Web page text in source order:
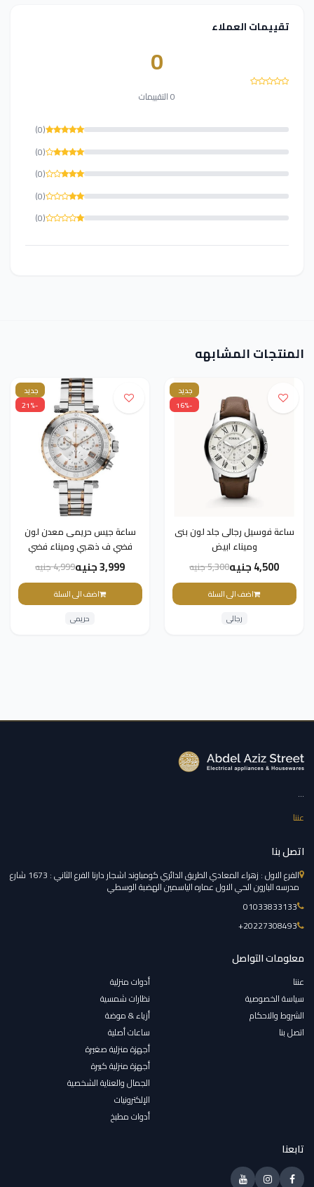
تقييمات العملاء
0
0 التقييمات
(0)
(0)
(0)
(0)
(0)
المنتجات المشابهه
جديد
-16%
ساعة فوسيل رجالى جلد لون بنى
وميناء ابيض
4,500 جنيه 5,300 جنيه
اضف الى السلة
رجالى
جديد
-21%
ساعة جيس حريمى معدن لون
فضي ف ذهبي وميناء فضي
3,999 جنيه 4,999 جنيه
اضف الى السلة
حريمى
...
عننا
اتصل بنا
الفرع الاول : زهراء المعادي الطريق الدائري كومباوند اشجار دارنا الفرع الثاني : 1673 شارع
مدرسه البارون الحي الاول عماره الياسمين الهضبة الوسطي
01033833133
‎+20227308493
معلومات التواصل
عننا
سياسة الخصوصية
الشروط والاحكام
اتصل بنا
أدوات منزلية
نظارات شمسية
أزياء & موضة
ساعات أصلية
أجهزة منزلية صغيرة
أجهزة منزلية كبيرة
الجمال والعناية الشخصية
الإلكترونيات
أدوات مطبخ
تابعنا